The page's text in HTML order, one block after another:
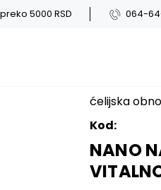
5000 RSD 064-
ćelijska
Kod:
NANO